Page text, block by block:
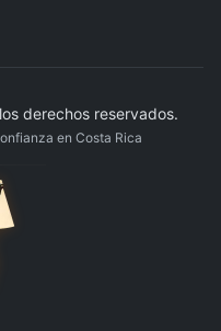
derechos reservados.
en Costa Rica